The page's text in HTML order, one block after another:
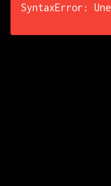
SyntaxError: